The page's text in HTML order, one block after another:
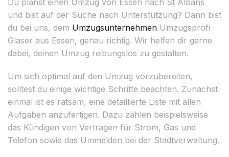
und bist auf der Suche nach Unterstützung? Dann bist
du bei uns, dem Umzugsunternehmen Umzugsprofi
Glaser aus Essen, genau richtig. Wir helfen dir gerne
dabei, deinen Umzug reibungslos zu gestalten.
Um sich optimal auf den Umzug vorzubereiten,
solltest du einige wichtige Schritte beachten. Zunächst
einmal ist es ratsam, eine detaillierte Liste mit allen
Aufgaben anzufertigen. Dazu zählen beispielsweise
das Kündigen von Verträgen für Strom, Gas und
Telefon sowie das Ummelden bei der Stadtverwaltung.